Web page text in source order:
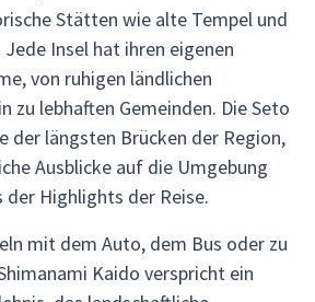
Stätten wie alte Tempel und
Jede Insel hat ihren eigenen
von ruhigen ländlichen
zu lebhaften Gemeinden. Die Seto
der längsten Brücken der Region,
Ausblicke auf die Umgebung
Highlights der Reise.
mit dem Auto, dem Bus oder zu
Kaido verspricht ein